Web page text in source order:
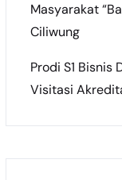
Masyarakat
Ciliwung
Prodi S1 Bisnis
Visitasi